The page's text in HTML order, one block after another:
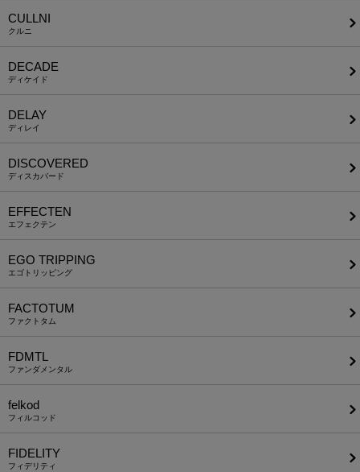
CULLNI
クルニ
DECADE
ディケイド
DELAY
ディレイ
DISCOVERED
ディスカバード
EFFECTEN
エフェクテン
EGO TRIPPING
エゴトリッピング
FACTOTUM
ファクトタム
FDMTL
ファンダメンタル
felkod
フィルコッド
FIDELITY
フィデリティ